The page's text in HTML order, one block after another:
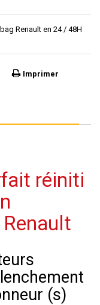
Renault en 24 / 48H
Imprimer
réiniti
(s)